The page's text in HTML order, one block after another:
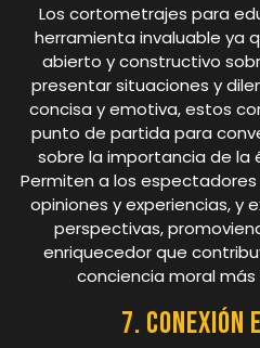
Los cortometrajes para
herramienta invaluable ya
abierto y constructivo
presentar situaciones y
concisa y emotiva, estos
punto de partida para
sobre la importancia de la
Permiten a los
opiniones y experiencias, y
perspectivas,
enriquecedor que
conciencia moral
7. Conexión